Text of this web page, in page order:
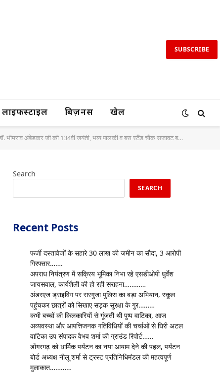
SUBSCRIBE
लाइफस्टाइल बिज़नस खेल
अंबेडकर जी की 134वीं जयंती, भव्य पालकी व बस स्टैंड चौक सजावट बना आकर्षण का केंद्र
Search
SEARCH
Recent Posts
फर्जी दस्तावेजों के सहारे 30 लाख की जमीन का सौदा, 3 आरोपी
गिरफ्तार…….
अपराध नियंत्रण में सक्रिय भूमिका निभा रहे एसडीओपी धुर्वेश
जायसवाल, कार्यशैली की हो रही सराहना…………
अंडरएज ड्राइविंग पर सरगुजा पुलिस का बड़ा अभियान, स्कूल
पहुंचकर छात्रों को सिखाए सड़क सुरक्षा के गुर………
कभी बच्चों की किलकारियों से गूंजती थी पुष्प वाटिका, आज
अव्यवस्था और आपत्तिजनक गतिविधियों की चर्चाओं से घिरी अटल
वाटिका उप संपादक वैभव शर्मा की ग्राउंड रिपोर्ट……
डोंगरगढ़ को धार्मिक पर्यटन का नया आयाम देने की पहल, पर्यटन
बोर्ड अध्यक्ष नीलू शर्मा से ट्रस्ट प्रतिनिधिमंडल की महत्वपूर्ण
मुलाकात…………